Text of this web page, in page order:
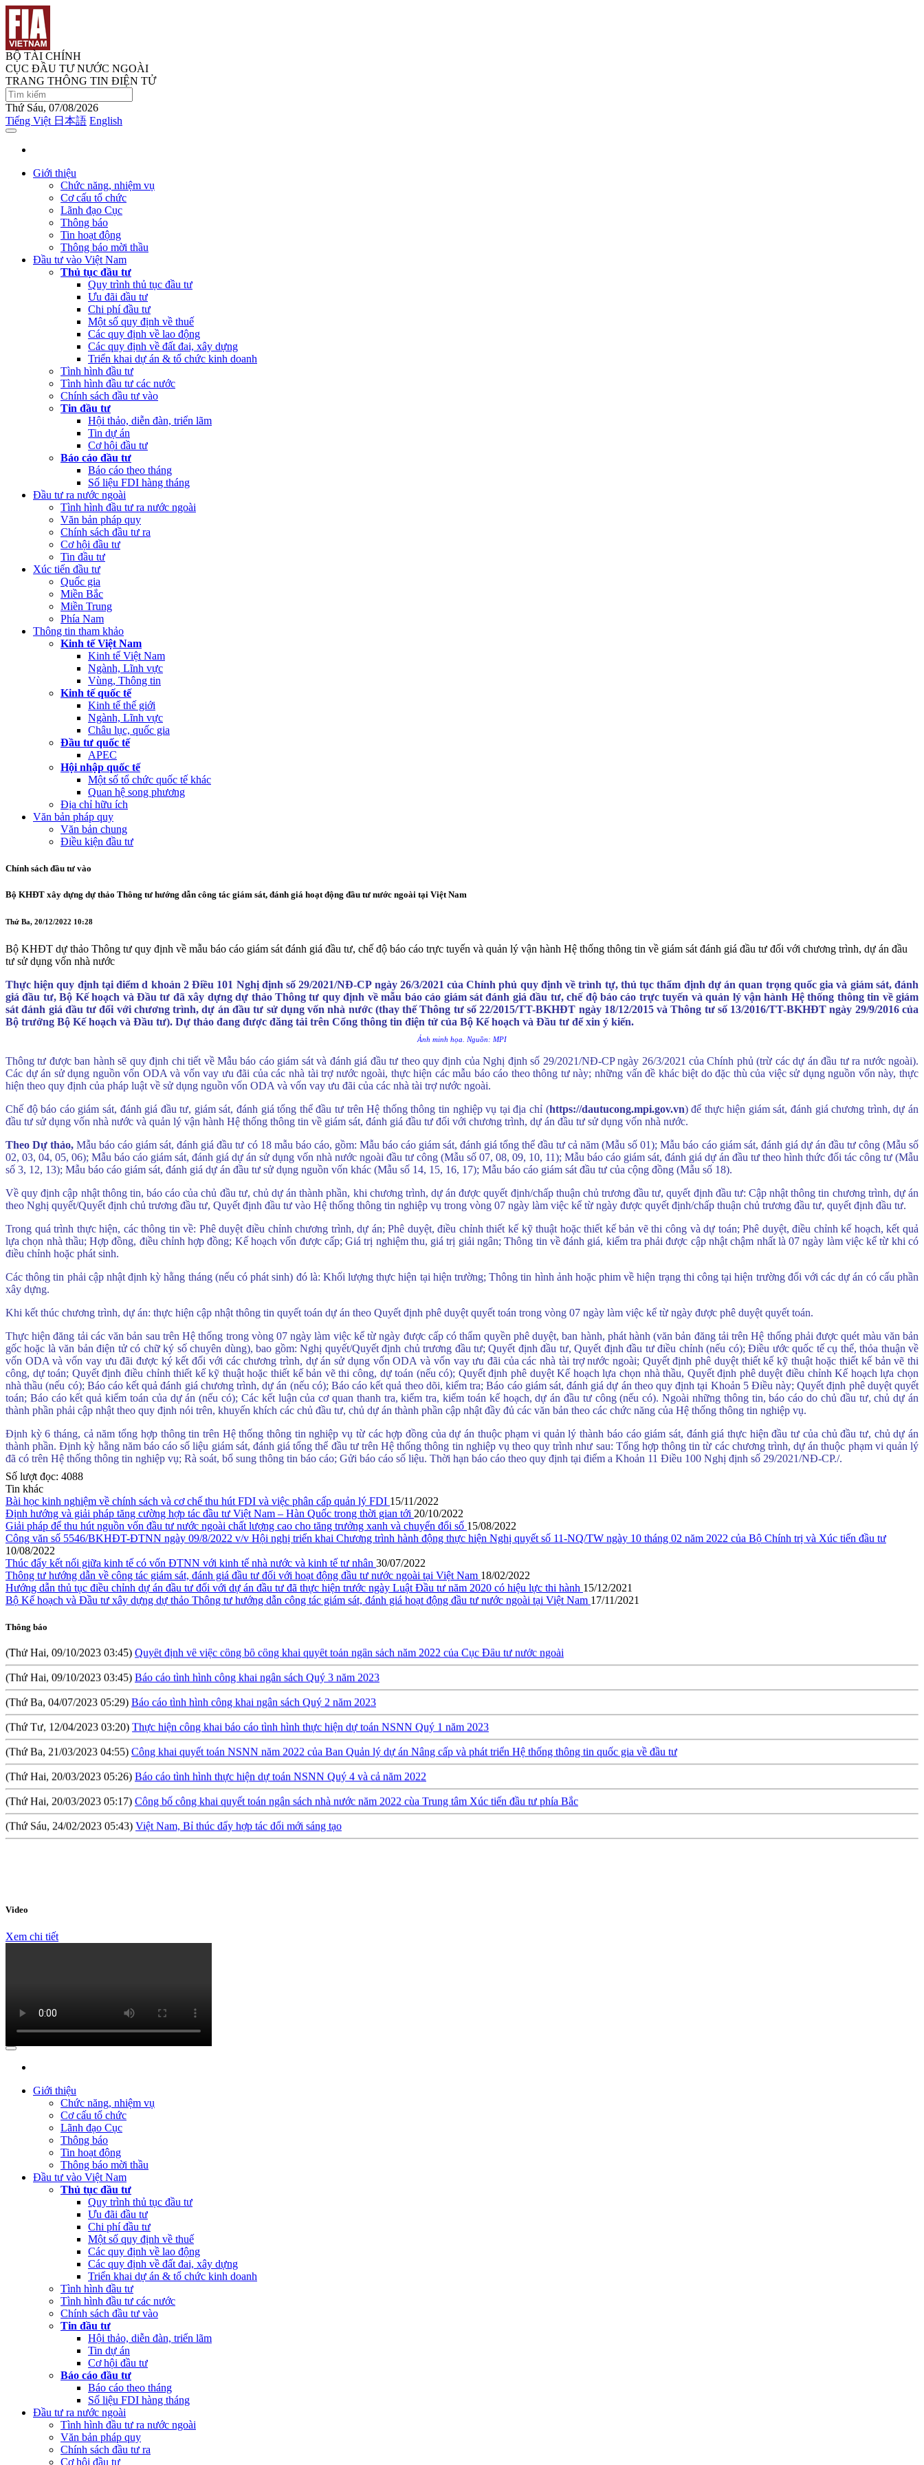
BỘ TÀI CHÍNH
CỤC ĐẦU TƯ NƯỚC NGOÀI
TRANG THÔNG TIN ĐIỆN TỬ
Thứ Sáu, 07/08/2026
Tiếng Việt 日本語 English
Giới thiệu
Chức năng, nhiệm vụ
Cơ cấu tổ chức
Lãnh đạo Cục
Thông báo
Tin hoạt động
Thông báo mời thầu
Đầu tư vào Việt Nam
Thủ tục đầu tư
Quy trình thủ tục đầu tư
Ưu đãi đầu tư
Chi phí đầu tư
Một số quy định về thuế
Các quy định về lao động
Các quy định về đất đai, xây dựng
Triển khai dự án & tổ chức kinh doanh
Tình hình đầu tư
Tình hình đầu tư các nước
Chính sách đầu tư vào
Tin đầu tư
Hội thảo, diễn đàn, triển lãm
Tin dự án
Cơ hội đầu tư
Báo cáo đầu tư
Báo cáo theo tháng
Số liệu FDI hàng tháng
Đầu tư ra nước ngoài
Tình hình đầu tư ra nước ngoài
Văn bản pháp quy
Chính sách đầu tư ra
Cơ hội đầu tư
Tin đầu tư
Xúc tiến đầu tư
Quốc gia
Miền Bắc
Miền Trung
Phía Nam
Thông tin tham khảo
Kinh tế Việt Nam
Kinh tế Việt Nam
Ngành, Lĩnh vực
Vùng, Thông tin
Kinh tế quốc tế
Kinh tế thế giới
Ngành, Lĩnh vực
Châu lục, quốc gia
Đầu tư quốc tế
APEC
Hội nhập quốc tế
Một số tổ chức quốc tế khác
Quan hệ song phương
Địa chỉ hữu ích
Văn bản pháp quy
Văn bản chung
Điều kiện đầu tư
Chính sách đầu tư vào
Bộ KHĐT xây dựng dự thảo Thông tư hướng dẫn công tác giám sát, đánh giá hoạt động đầu tư nước ngoài tại Việt Nam
Thứ Ba, 20/12/2022 10:28
Bộ KHĐT dự thảo Thông tư quy định về mẫu báo cáo giám sát đánh giá đầu tư, chế độ báo cáo trực tuyến và quản lý vận hành Hệ thống thông tin về giám sát đánh giá đầu tư đối với chương trình, dự án đầu
tư sử dụng vốn nhà nước
Thực hiện quy định tại điểm d khoản 2 Điều 101 Nghị định số 29/2021/NĐ-CP ngày 26/3/2021 của Chính phủ quy định về trình tự, thủ tục thẩm định dự án quan trọng quốc gia và giám sát, đánh
giá đầu tư, Bộ Kế hoạch và Đầu tư đã xây dựng dự thảo Thông tư quy định về mẫu báo cáo giám sát đánh giá đầu tư, chế độ báo cáo trực tuyến và quản lý vận hành Hệ thống thông tin về giám
sát đánh giá đầu tư đối với chương trình, dự án đầu tư sử dụng vốn nhà nước (thay thế Thông tư số 22/2015/TT-BKHĐT ngày 18/12/2015 và Thông tư số 13/2016/TT-BKHĐT ngày 29/9/2016 của
Bộ trưởng Bộ Kế hoạch và Đầu tư). Dự thảo đang được đăng tải trên Cổng thông tin điện tử của Bộ Kế hoạch và Đầu tư để xin ý kiến.
Ảnh minh họa. Nguồn: MPI
Thông tư được ban hành sẽ quy định chi tiết về Mẫu báo cáo giám sát và đánh giá đầu tư theo quy định của Nghị định số 29/2021/NĐ-CP ngày 26/3/2021 của Chính phủ (trừ các dự án đầu tư ra nước ngoài).
Các dự án sử dụng nguồn vốn ODA và vốn vay ưu đãi của các nhà tài trợ nước ngoài, thực hiện các mẫu báo cáo theo thông tư này; những vấn đề khác biệt do đặc thù của việc sử dụng nguồn vốn này, thực
hiện theo quy định của pháp luật về sử dụng nguồn vốn ODA và vốn vay ưu đãi của các nhà tài trợ nước ngoài.
Chế độ báo cáo giám sát, đánh giá đầu tư, giám sát, đánh giá tổng thể đầu tư trên Hệ thống thông tin nghiệp vụ tại địa chỉ (https://dautucong.mpi.gov.vn) để thực hiện giám sát, đánh giá chương trình, dự án
đầu tư sử dụng vốn nhà nước và quản lý vận hành Hệ thống thông tin về giám sát, đánh giá đầu tư đối với chương trình, dự án đầu tư sử dụng vốn nhà nước.
Theo Dự thảo, Mẫu báo cáo giám sát, đánh giá đầu tư có 18 mẫu báo cáo, gồm: Mẫu báo cáo giám sát, đánh giá tổng thể đầu tư cả năm (Mẫu số 01); Mẫu báo cáo giám sát, đánh giá dự án đầu tư công (Mẫu số
02, 03, 04, 05, 06); Mẫu báo cáo giám sát, đánh giá dự án sử dụng vốn nhà nước ngoài đầu tư công (Mẫu số 07, 08, 09, 10, 11); Mẫu báo cáo giám sát, đánh giá dự án đầu tư theo hình thức đối tác công tư (Mẫu
số 3, 12, 13); Mẫu báo cáo giám sát, đánh giá dự án đầu tư sử dụng nguồn vốn khác (Mẫu số 14, 15, 16, 17); Mẫu báo cáo giám sát đầu tư của cộng đồng (Mẫu số 18).
Về quy định cập nhật thông tin, báo cáo của chủ đầu tư, chủ dự án thành phần, khi chương trình, dự án được quyết định/chấp thuận chủ trương đầu tư, quyết định đầu tư: Cập nhật thông tin chương trình, dự án
theo Nghị quyết/Quyết định chủ trương đầu tư, Quyết định đầu tư vào Hệ thống thông tin nghiệp vụ trong vòng 07 ngày làm việc kể từ ngày được quyết định/chấp thuận chủ trương đầu tư, quyết định đầu tư.
Trong quá trình thực hiện, các thông tin về: Phê duyệt điều chỉnh chương trình, dự án; Phê duyệt, điều chỉnh thiết kế kỹ thuật hoặc thiết kế bản vẽ thi công và dự toán; Phê duyệt, điều chỉnh kế hoạch, kết quả
lựa chọn nhà thầu; Hợp đồng, điều chỉnh hợp đồng; Kế hoạch vốn được cấp; Giá trị nghiệm thu, giá trị giải ngân; Thông tin về đánh giá, kiểm tra phải được cập nhật chậm nhất là 07 ngày làm việc kể từ khi có
điều chỉnh hoặc phát sinh.
Các thông tin phải cập nhật định kỳ hằng tháng (nếu có phát sinh) đó là: Khối lượng thực hiện tại hiện trường; Thông tin hình ảnh hoặc phim về hiện trạng thi công tại hiện trường đối với các dự án có cấu phần
xây dựng.
Khi kết thúc chương trình, dự án: thực hiện cập nhật thông tin quyết toán dự án theo Quyết định phê duyệt quyết toán trong vòng 07 ngày làm việc kể từ ngày được phê duyệt quyết toán.
Thực hiện đăng tải các văn bản sau trên Hệ thống trong vòng 07 ngày làm việc kể từ ngày được cấp có thẩm quyền phê duyệt, ban hành, phát hành (văn bản đăng tải trên Hệ thống phải được quét màu văn bản
gốc hoặc là văn bản điện tử có chữ ký số chuyên dùng), bao gồm: Nghị quyết/Quyết định chủ trương đầu tư; Quyết định đầu tư, Quyết định đầu tư điều chỉnh (nếu có); Điều ước quốc tế cụ thể, thỏa thuận về
vốn ODA và vốn vay ưu đãi được ký kết đối với các chương trình, dự án sử dụng vốn ODA và vốn vay ưu đãi của các nhà tài trợ nước ngoài; Quyết định phê duyệt thiết kế kỹ thuật hoặc thiết kế bản vẽ thi
công, dự toán; Quyết định điều chỉnh thiết kế kỹ thuật hoặc thiết kế bản vẽ thi công, dự toán (nếu có); Quyết định phê duyệt Kế hoạch lựa chọn nhà thầu, Quyết định phê duyệt điều chỉnh Kế hoạch lựa chọn
nhà thầu (nếu có); Báo cáo kết quả đánh giá chương trình, dự án (nếu có); Báo cáo kết quả theo dõi, kiểm tra; Báo cáo giám sát, đánh giá dự án theo quy định tại Khoản 5 Điều này; Quyết định phê duyệt quyết
toán; Báo cáo kết quả kiểm toán của dự án (nếu có); Các kết luận của cơ quan thanh tra, kiểm tra, kiểm toán kế hoạch, dự án đầu tư công (nếu có). Ngoài những thông tin, báo cáo do chủ đầu tư, chủ dự án
thành phần phải cập nhật theo quy định nói trên, khuyến khích các chủ đầu tư, chủ dự án thành phần cập nhật đầy đủ các văn bản theo các chức năng của Hệ thống thông tin nghiệp vụ.
Định kỳ 6 tháng, cả năm tổng hợp thông tin trên Hệ thống thông tin nghiệp vụ từ các hợp đồng của dự án thuộc phạm vi quản lý thành báo cáo giám sát, đánh giá thực hiện đầu tư của chủ đầu tư, chủ dự án
thành phần. Định kỳ hằng năm báo cáo số liệu giám sát, đánh giá tổng thể đầu tư trên Hệ thống thông tin nghiệp vụ theo quy trình như sau: Tổng hợp thông tin từ các chương trình, dự án thuộc phạm vi quản lý
đã có trên Hệ thống thông tin nghiệp vụ; Rà soát, bổ sung thông tin báo cáo; Gửi báo cáo số liệu. Thời hạn báo cáo theo quy định tại điểm a Khoản 11 Điều 100 Nghị định số 29/2021/NĐ-CP./.
Số lượt đọc: 4088
Tin khác
Bài học kinh nghiệm về chính sách và cơ chế thu hút FDI và việc phân cấp quản lý FDI 15/11/2022
Định hướng và giải pháp tăng cường hợp tác đầu tư Việt Nam – Hàn Quốc trong thời gian tới 20/10/2022
Giải pháp để thu hút nguồn vốn đầu tư nước ngoài chất lượng cao cho tăng trưởng xanh và chuyển đổi số 15/08/2022
Công văn số 5546/BKHĐT-ĐTNN ngày 09/8/2022 v/v Hội nghị triển khai Chương trình hành động thực hiện Nghị quyết số 11-NQ/TW ngày 10 tháng 02 năm 2022 của Bộ Chính trị và Xúc tiến đầu tư
10/08/2022
Thúc đẩy kết nối giữa kinh tế có vốn ĐTNN với kinh tế nhà nước và kinh tế tư nhân 30/07/2022
Thông tư hướng dẫn về công tác giám sát, đánh giá đầu tư đối với hoạt động đầu tư nước ngoài tại Việt Nam 18/02/2022
Hướng dẫn thủ tục điều chỉnh dự án đầu tư đối với dự án đầu tư đã thực hiện trước ngày Luật Đầu tư năm 2020 có hiệu lực thi hành 15/12/2021
Bộ Kế hoạch và Đầu tư xây dựng dự thảo Thông tư hướng dẫn công tác giám sát, đánh giá hoạt động đầu tư nước ngoài tại Việt Nam 17/11/2021
Thông báo
(Thứ Hai, 20/01/2025 10:08) Quyết định công bố công khai dự toán ngân sách năm 2025 của Cục Đầu tư nước ngoài
(Thứ Tư, 09/10/2024 04:19)
(Thứ Ba, 08/10/2024 04:12)Công khai quyết toán ngân sách năm 2023 của Cục Đầu tư nước ngoài
(Thứ Tư, 28/08/2024 05:24)Thông báo kết quả lựa chọn tổ chức đấu giá tài sản
(Thứ Sáu, 09/08/2024 10:57) Hội thảo: Cơ chế khuyến khích đầu tư lớn (RIGI): Mục tiêu, phạm vi và thực hiện
(Thứ Năm, 04/04/2024 10:17)Báo cáo tình hình công khai ngân sách Quý I năm 2024
(Thứ Tư, 31/01/2024 09:04)Lấy ý kiến đối với Dự thảo Nghị định quy định về việc thành lập, quản lý và sử dụng Quỹ hỗ trợ đầu tư
(Thứ Hai, 09/10/2023 03:45)
(Thứ Hai, 09/10/2023 03:45) Báo cáo tình hình công khai ngân sách Quý 3 năm 2023
(Thứ Ba, 04/07/2023 05:29)Báo cáo tình hình công khai ngân sách Quý 2 năm 2023
(Thứ Tư, 12/04/2023 03:20)Thực hiện công khai báo cáo tình hình thực hiện dự toán NSNN Quý 1 năm 2023
(Thứ Ba, 21/03/2023 04:55) Công khai quyết toán NSNN năm 2022 của Ban Quản lý dự án Nâng cấp và phát triển Hệ thống thông tin quốc gia về đầu tư
(Thứ Hai, 20/03/2023 05:26)Báo cáo tình hình thực hiện dự toán NSNN Quý 4 và cả năm 2022
(Thứ Hai, 20/03/2023 05:17) Công bố công khai quyết toán ngân sách nhà nước năm 2022 cùa Trung tâm Xúc tiến đầu tư phía Bắc
(Thứ Sáu, 24/02/2023 05:43)Việt Nam, Bỉ thúc đẩy hợp tác đổi mới sáng tạo
Video
Xem chi tiết
Giới thiệu
Chức năng, nhiệm vụ
Cơ cấu tổ chức
Lãnh đạo Cục
Thông báo
Tin hoạt động
Thông báo mời thầu
Đầu tư vào Việt Nam
Thủ tục đầu tư
Quy trình thủ tục đầu tư
Ưu đãi đầu tư
Chi phí đầu tư
Một số quy định về thuế
Các quy định về lao động
Các quy định về đất đai, xây dựng
Triển khai dự án & tổ chức kinh doanh
Tình hình đầu tư
Tình hình đầu tư các nước
Chính sách đầu tư vào
Tin đầu tư
Hội thảo, diễn đàn, triển lãm
Tin dự án
Cơ hội đầu tư
Báo cáo đầu tư
Báo cáo theo tháng
Số liệu FDI hàng tháng
Đầu tư ra nước ngoài
Tình hình đầu tư ra nước ngoài
Văn bản pháp quy
Chính sách đầu tư ra
Cơ hội đầu tư